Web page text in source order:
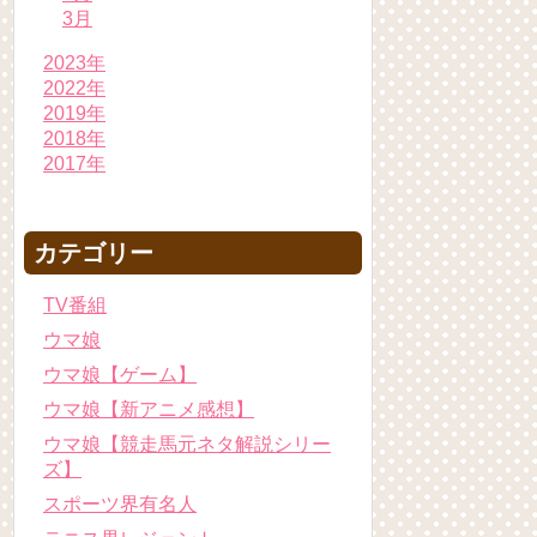
3月
2023年
2022年
2019年
2018年
2017年
カテゴリー
TV番組
ウマ娘
ウマ娘【ゲーム】
ウマ娘【新アニメ感想】
ウマ娘【競走馬元ネタ解説シリー
ズ】
スポーツ界有名人